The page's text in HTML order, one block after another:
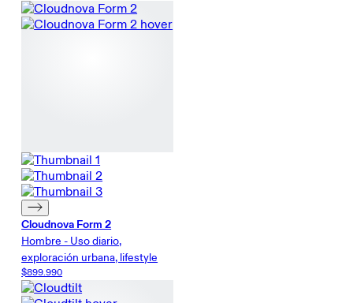
Cloudnova Form 2
Hombre - Uso diario,
exploración urbana, lifestyle
$899.990